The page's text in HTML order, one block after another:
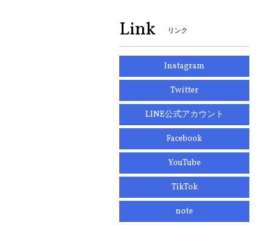
Link リンク
Instagram
Twitter
LINE公式アカウント
Facebook
YouTube
TikTok
note